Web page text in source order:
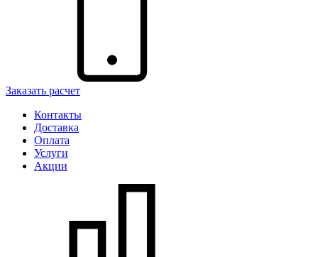
Заказать расчет
Контакты
Доставка
Оплата
Услуги
Акции